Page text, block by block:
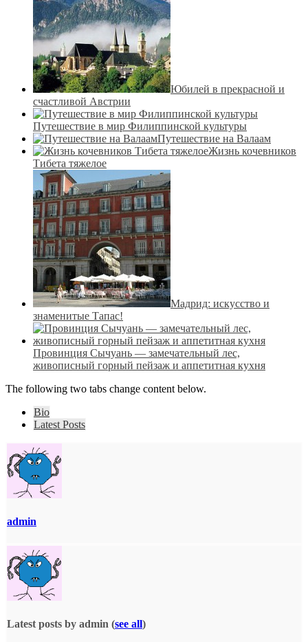
Юбилей в прекрасной и
счастливой Австрии
Путешествие в мир Филиппинской культуры
Путешествие на Валаам
Жизнь кочевников
Тибета тяжелое
Мадрид: искусство и
знаменитые Тапас!
Провинция Сычуань — замечательный лес,
живописный горный пейзаж и аппетитная кухня
The following two tabs change content below.
Bio
Latest Posts
admin
Latest posts by admin (see all)